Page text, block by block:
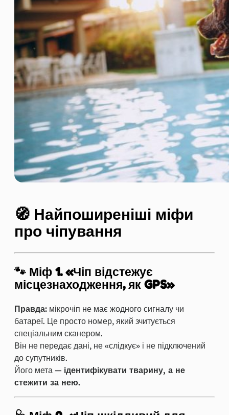
🧭 Найпоширеніші міфи
про чіпування
🐾 Міф 1. «Чіп відстежує
місцезнаходження, як GPS»
Правда: мікрочіп не має жодного сигналу чи
батареї. Це просто номер, який зчитується
спеціальним сканером.
Він не передає дані, не «слідкує» і не підключений
до супутників.
Його мета — ідентифікувати тварину, а не
стежити за нею.